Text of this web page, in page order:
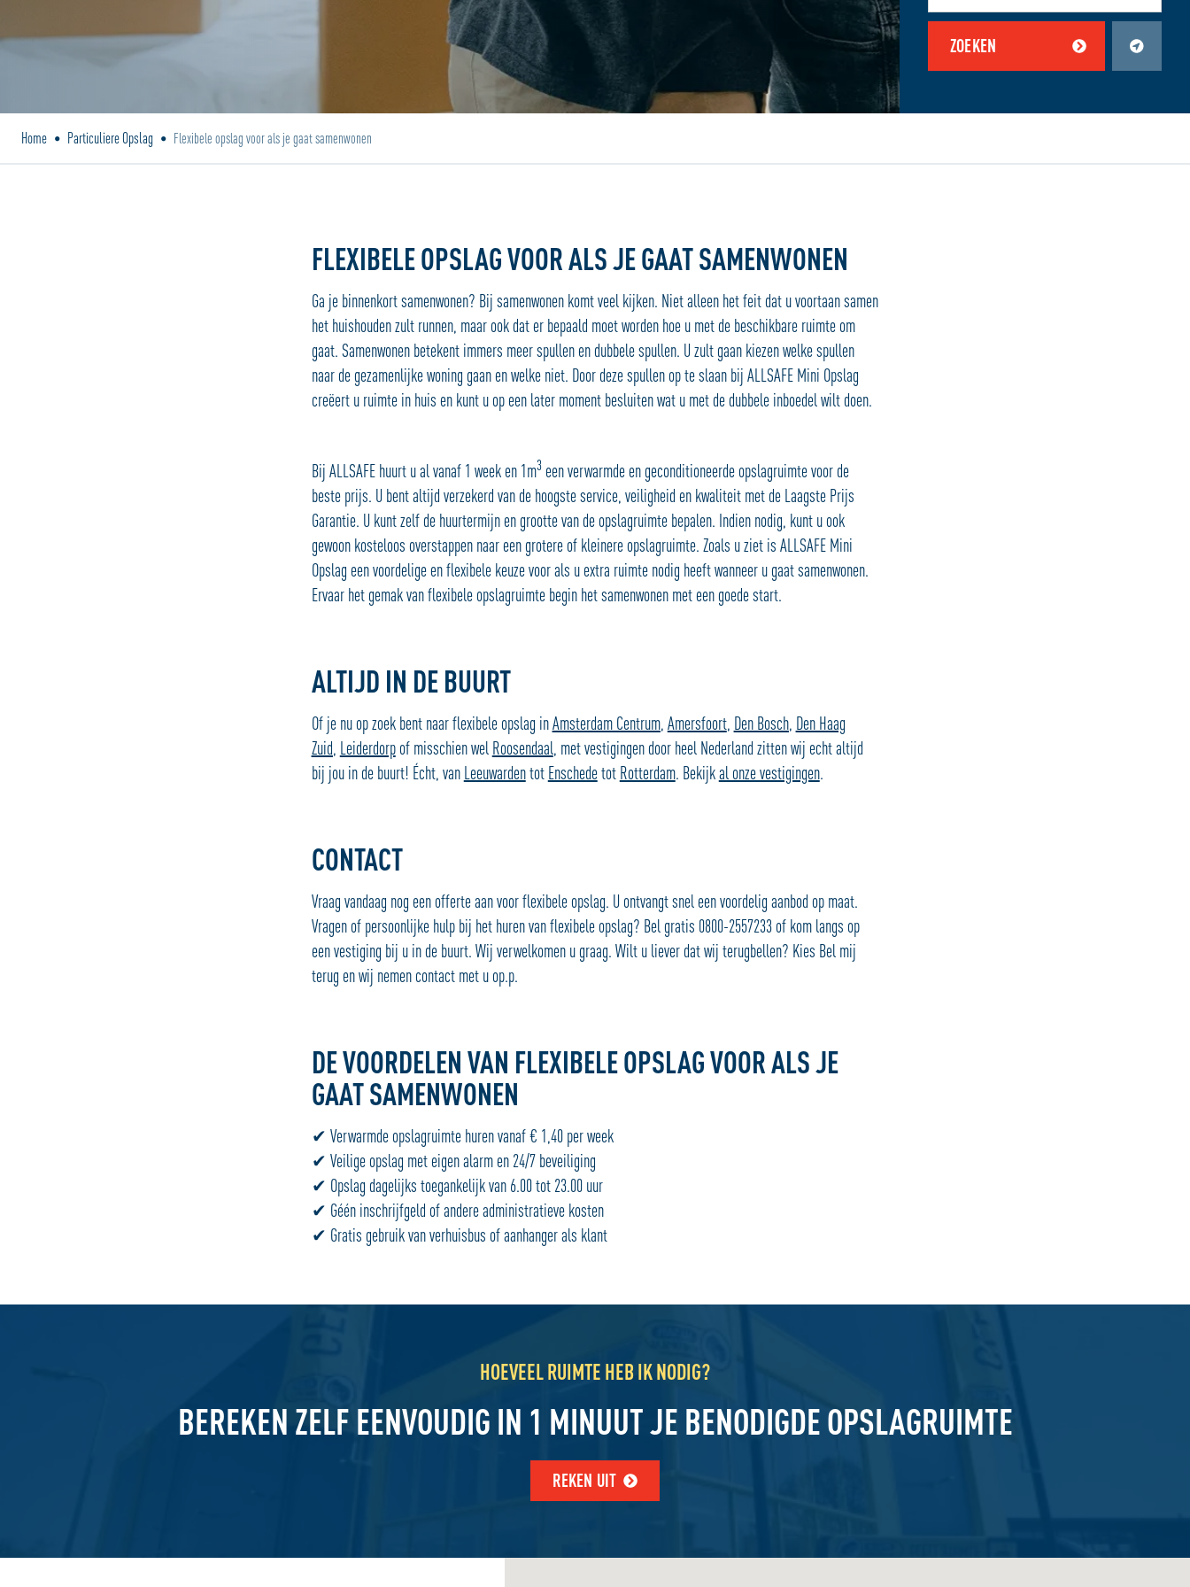
Home • Particuliere Opslag • Flexibele opslag voor als je gaat samenwonen
ZOEKEN
Jouw locatiediensten zijn uitgeschakeld. Schakel jouw locatiediensten in om deze functie te gebruiken.
FLEXIBELE OPSLAG VOOR ALS JE GAAT SAMENWONEN
Ga je binnenkort samenwonen? Bij samenwonen komt veel kijken. Niet alleen het feit dat u voortaan samen
het huishouden zult runnen, maar ook dat er bepaald moet worden hoe u met de beschikbare ruimte om
gaat. Samenwonen betekent immers meer spullen en dubbele spullen. U zult gaan kiezen welke spullen
naar de gezamenlijke woning gaan en welke niet. Door deze spullen op te slaan bij ALLSAFE Mini Opslag
creëert u ruimte in huis en kunt u op een later moment besluiten wat u met de dubbele inboedel wilt doen.
Bij ALLSAFE huurt u al vanaf 1 week en 1m3een verwarmde en geconditioneerde opslagruimte voor de
beste prijs. U bent altijd verzekerd van de hoogste service, veiligheid en kwaliteit met de Laagste Prijs
Garantie. U kunt zelf de huurtermijn en grootte van de opslagruimte bepalen. Indien nodig, kunt u ook
gewoon kosteloos overstappen naar een grotere of kleinere opslagruimte. Zoals u ziet is ALLSAFE Mini
Opslag een voordelige en flexibele keuze voor als u extra ruimte nodig heeft wanneer u gaat samenwonen.
Ervaar het gemak van flexibele opslagruimte begin het samenwonen met een goede start.
ALTIJD IN DE BUURT
Of je nu op zoek bent naar flexibele opslag inAmsterdam Centrum, Amersfoort, Den Bosch, Den Haag
Zuid, Leiderdorpof misschien wel Roosendaal, met vestigingen door heel Nederland zitten wij echt altijd
bij jou in de buurt! Écht, van Leeuwardentot Enschedetot Rotterdam. Bekijkal onze vestigingen.
CONTACT
Vraag vandaag nog een offerte aan voor flexibele opslag. U ontvangt snel een voordelig aanbod op maat.
Vragen of persoonlijke hulp bij het huren van flexibele opslag? Bel gratis 0800-2557233 of kom langs op
een vestiging bij u in de buurt. Wij verwelkomen u graag. Wilt u liever dat wij terugbellen? Kies Bel mij
terug en wij nemen contact met u op.p.
DE VOORDELEN VAN FLEXIBELE OPSLAG VOOR ALS JE
GAAT SAMENWONEN
✔ Verwarmde opslagruimte huren vanaf € 1,40 per week
✔ Veilige opslag met eigen alarm en 24/7 beveiliging
✔ Opslag dagelijks toegankelijk van 6.00 tot 23.00 uur
✔ Géén inschrijfgeld of andere administratieve kosten
✔ Gratis gebruik van verhuisbus of aanhanger als klant
HOEVEEL RUIMTE HEB IK NODIG?
BEREKEN ZELF EENVOUDIG IN 1 MINUUT JE BENODIGDE OPSLAGRUIMTE
REKEN UIT